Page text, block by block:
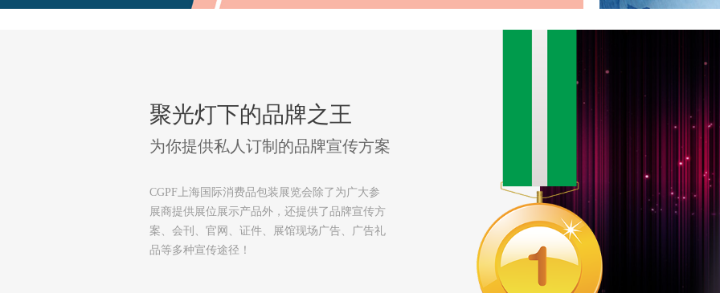
聚光灯下的品牌之王
为你提供私人订制的品牌宣传方案
CGPF上海国际消费品包装展览会除了为广大参
展商提供展位展示产品外，还提供了品牌宣传方
案、会刊、官网、证件、展馆现场广告、广告礼
品等多种宣传途径！